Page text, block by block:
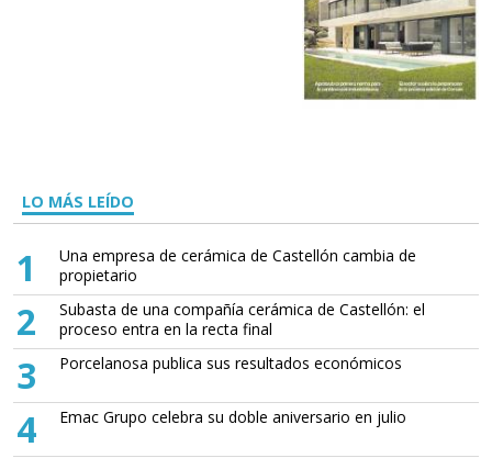
LO MÁS LEÍDO
1
Una empresa de cerámica de Castellón cambia de
propietario
2
Subasta de una compañía cerámica de Castellón: el
proceso entra en la recta final
3 Porcelanosa publica sus resultados económicos
4 Emac Grupo celebra su doble aniversario en julio